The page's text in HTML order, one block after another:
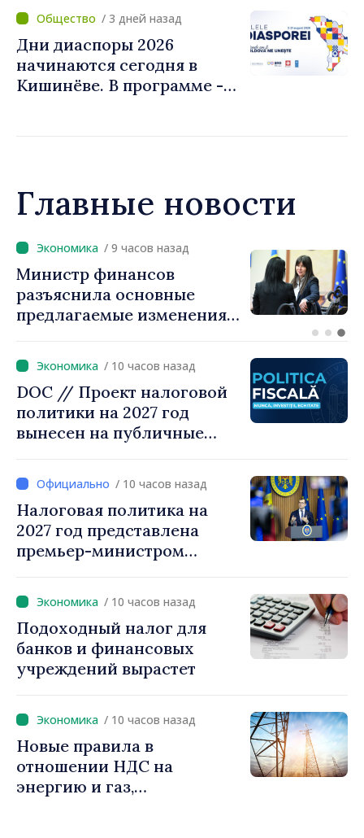
направлении выезда из
Республики Молдова
/ 3 дней назад
Дни диаспоры 2026
начинаются сегодня в
Кишинёве. В программе -
Главные новости
/ 9 часов назад
Премьер-министр Василе
Тофан провёл телефонный
разговор с болгарским
Радевым
/ 10 часов назад
DOC // Проект налоговой
политики на 2027 год
вынесен на публичные
/ 10 часов назад
Налоговая политика на
2027 год представлена
премьер-министром
снижение налоговой
нагрузки на труд,
стимулирование
инвестиций и более
справедливое
/ 10 часов назад
Подоходный налог для
банков и финансовых
учреждений вырастет
/ 10 часов назад
Новые правила в
отношении НДС на
энергию и газ,